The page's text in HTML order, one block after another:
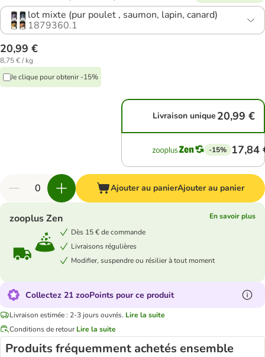
lot mixte (pur poulet , saumon, lapin, canard)
1879360.1
20,99 €
8,75 € / kg
Je clique pour obtenir -15%
Livraison unique 20,99 €
-15% 17,84
Ajouter au panierAjouter au panier
zooplus Zen
En savoir plus
Dès 15 € de commande
Livraisons régulières
Modifier, suspendre ou résilier à tout moment
Collectez 21 zooPoints pour ce produit
Livraison estimée : 2-3 jours ouvrés. Lire la suite
Conditions de retour Lire la suite
Produits fréquemment achetés ensemble